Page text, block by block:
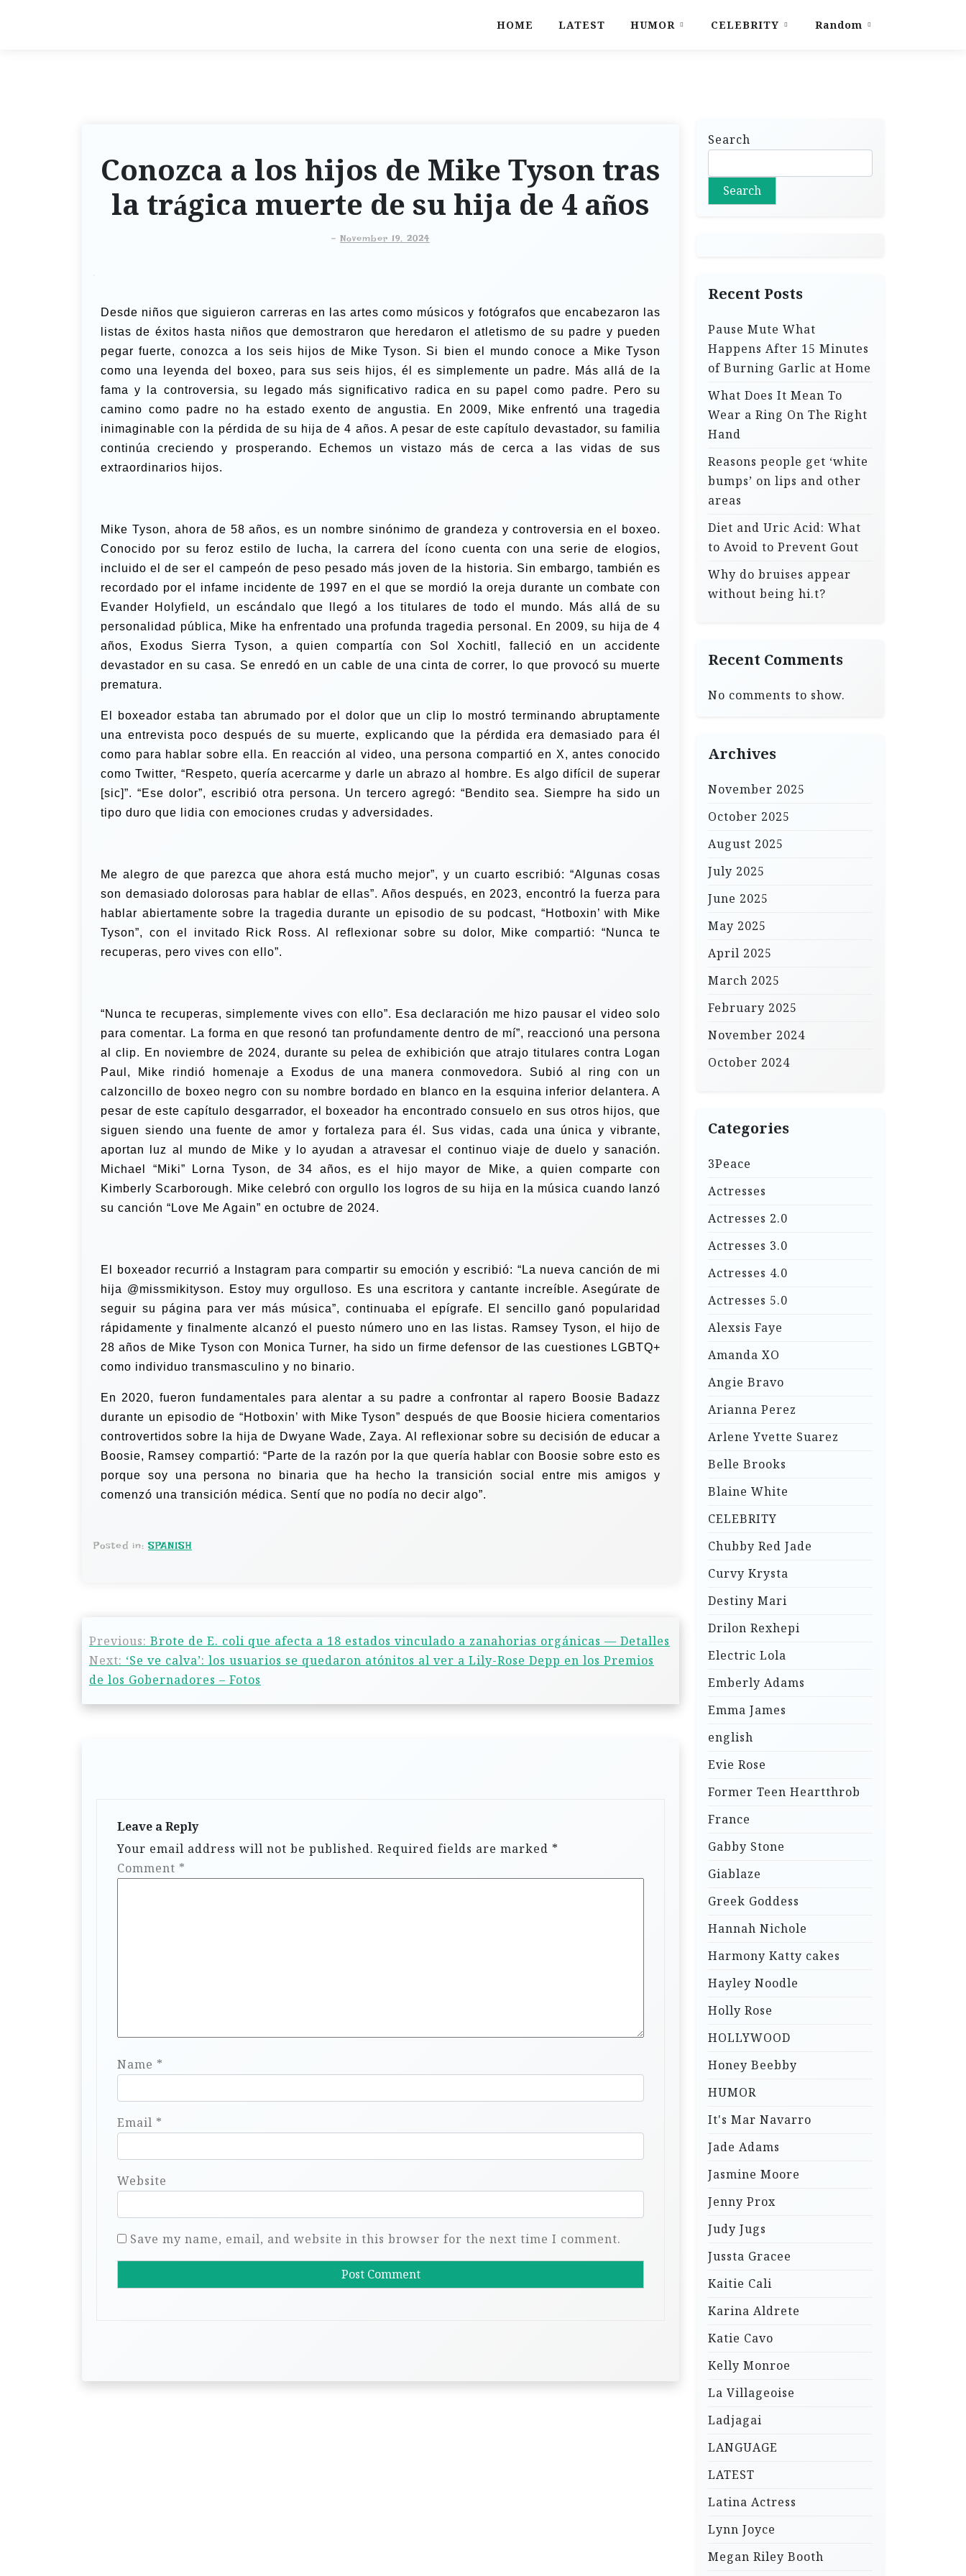
HOME LATEST HUMOR CELEBRITY Random
Conozca a los hijos de Mike Tyson tras
la trágica muerte de su hija de 4 años
- November 19, 2024
Desde niños que siguieron carreras en las artes como músicos y fotógrafos que encabezaron las
listas de éxitos hasta niños que demostraron que heredaron el atletismo de su padre y pueden
pegar fuerte, conozca a los seis hijos de Mike Tyson. Si bien el mundo conoce a Mike Tyson
como una leyenda del boxeo, para sus seis hijos, él es simplemente un padre. Más allá de la
fama y la controversia, su legado más significativo radica en su papel como padre.
Pero su
camino como padre no ha estado exento de angustia. En 2009, Mike enfrentó una tragedia
inimaginable con la pérdida de su hija de 4 años. A pesar de este capítulo devastador, su familia
continúa creciendo y prosperando. Echemos un vistazo más de cerca a las vidas de sus
extraordinarios hijos.
Mike Tyson, ahora de 58 años, es un nombre sinónimo de grandeza y controversia en el boxeo.
Conocido por su feroz estilo de lucha, la carrera del ícono cuenta con una serie de elogios,
incluido el de ser el campeón de peso pesado más joven de la historia. Sin embargo, también es
recordado por el infame incidente de 1997 en el que se mordió la oreja durante un combate con
Evander Holyfield, un escándalo que llegó a los titulares de todo el mundo. Más allá de su
personalidad pública, Mike ha enfrentado una profunda tragedia personal. En 2009, su hija de 4
años, Exodus Sierra Tyson, a quien compartía con Sol Xochitl, falleció en un accidente
devastador en su casa. Se enredó en un cable de una cinta de correr, lo que provocó su muerte
prematura.
El boxeador estaba tan abrumado por el dolor que un clip lo mostró terminando abruptamente
una entrevista poco después de su muerte, explicando que la pérdida era demasiado para él
como para hablar sobre ella. En reacción al video, una persona compartió en X, antes conocido
como Twitter, “Respeto, quería acercarme y darle un abrazo al hombre. Es algo difícil de superar
[sic]”. “Ese dolor”, escribió otra persona. Un tercero agregó: “Bendito sea. Siempre ha sido un
tipo duro que lidia con emociones crudas y adversidades.
Me alegro de que parezca que ahora está mucho mejor”, y un cuarto escribió: “Algunas cosas
son demasiado dolorosas para hablar de ellas”. Años después, en 2023, encontró la fuerza para
hablar abiertamente sobre la tragedia durante un episodio de su podcast, “Hotboxin’ with Mike
Tyson”, con el invitado Rick Ross. Al reflexionar sobre su dolor, Mike compartió: “Nunca te
recuperas, pero vives con ello”.
“Nunca te recuperas, simplemente vives con ello”. Esa declaración me hizo pausar el video solo
para comentar. La forma en que resonó tan profundamente dentro de mí”, reaccionó una persona
al clip. En noviembre de 2024, durante su pelea de exhibición que atrajo titulares contra Logan
Paul, Mike rindió homenaje a Exodus de una manera conmovedora. Subió al ring con un
calzoncillo de boxeo negro con su nombre bordado en blanco en la esquina inferior delantera. A
pesar de este capítulo desgarrador, el boxeador ha encontrado consuelo en sus otros hijos, que
siguen siendo una fuente de amor y fortaleza para él. Sus vidas, cada una única y vibrante,
aportan luz al mundo de Mike y lo ayudan a atravesar el continuo viaje de duelo y sanación.
Michael “Miki” Lorna Tyson, de 34 años, es el hijo mayor de Mike, a quien comparte con
Kimberly Scarborough. Mike celebró con orgullo los logros de su hija en la música cuando lanzó
su canción “Love Me Again” en octubre de 2024.
El boxeador recurrió a Instagram para compartir su emoción y escribió: “La nueva canción de mi
hija @missmikityson. Estoy muy orgulloso. Es una escritora y cantante increíble. Asegúrate de
seguir su página para ver más música”, continuaba el epígrafe. El sencillo ganó popularidad
rápidamente y finalmente alcanzó el puesto número uno en las listas. Ramsey Tyson, el hijo de
28 años de Mike Tyson con Monica Turner, ha sido un firme defensor de las cuestiones LGBTQ+
como individuo transmasculino y no binario.
En 2020, fueron fundamentales para alentar a su padre a confrontar al rapero Boosie Badazz
durante un episodio de “Hotboxin’ with Mike Tyson” después de que Boosie hiciera comentarios
controvertidos sobre la hija de Dwyane Wade, Zaya. Al reflexionar sobre su decisión de educar a
Boosie, Ramsey compartió: “Parte de la razón por la que quería hablar con Boosie sobre esto es
porque soy una persona no binaria que ha hecho la transición social entre mis amigos y
comenzó una transición médica. Sentí que no podía no decir algo”.
Posted in:SPANISH
Previous: Brote de E. coli que afecta a 18 estados vinculado a zanahorias orgánicas — Detalles
Next: ‘Se ve calva’: los usuarios se quedaron atónitos al ver a Lily-Rose Depp en los Premios
de los Gobernadores – Fotos
Leave a Reply
Your email address will not be published. Required fields are marked *
Comment *
Name *
Email *
Website
Save my name, email, and website in this browser for the next time I comment.
Search
Search
Recent Posts
Pause Mute What
Happens After 15 Minutes
of Burning Garlic at Home
What Does It Mean To
Wear a Ring On The Right
Hand
Reasons people get ‘white
bumps’ on lips and other
areas
Diet and Uric Acid: What
to Avoid to Prevent Gout
Why do bruises appear
without being hi.t?
Recent Comments
No comments to show.
Archives
November 2025
October 2025
August 2025
July 2025
June 2025
May 2025
April 2025
March 2025
February 2025
November 2024
October 2024
Categories
3Peace
Actresses
Actresses 2.0
Actresses 3.0
Actresses 4.0
Actresses 5.0
Alexsis Faye
Amanda XO
Angie Bravo
Arianna Perez
Arlene Yvette Suarez
Belle Brooks
Blaine White
CELEBRITY
Chubby Red Jade
Curvy Krysta
Destiny Mari
Drilon Rexhepi
Electric Lola
Emberly Adams
Emma James
english
Evie Rose
Former Teen Heartthrob
France
Gabby Stone
Giablaze
Greek Goddess
Hannah Nichole
Harmony Katty cakes
Hayley Noodle
Holly Rose
HOLLYWOOD
Honey Beebby
HUMOR
It's Mar Navarro
Jade Adams
Jasmine Moore
Jenny Prox
Judy Jugs
Jussta Gracee
Kaitie Cali
Karina Aldrete
Katie Cavo
Kelly Monroe
La Villageoise
Ladjagai
LANGUAGE
LATEST
Latina Actress
Lynn Joyce
Megan Riley Booth